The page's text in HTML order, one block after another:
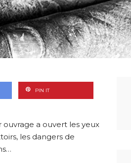
PIN IT
a ouvert les yeux
les dangers de